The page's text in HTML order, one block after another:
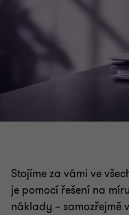
Stojíme za vámi ve
je pomocí řešení na
náklady – samozřejmě